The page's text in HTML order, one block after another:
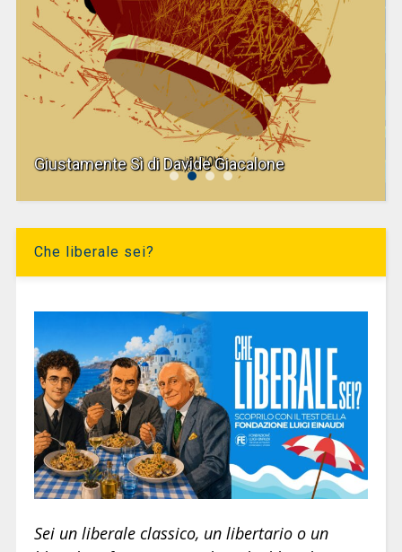
Giustamente Sì di Davide Giacalone
Che liberale sei?
Sei un liberale classico, un libertario o un